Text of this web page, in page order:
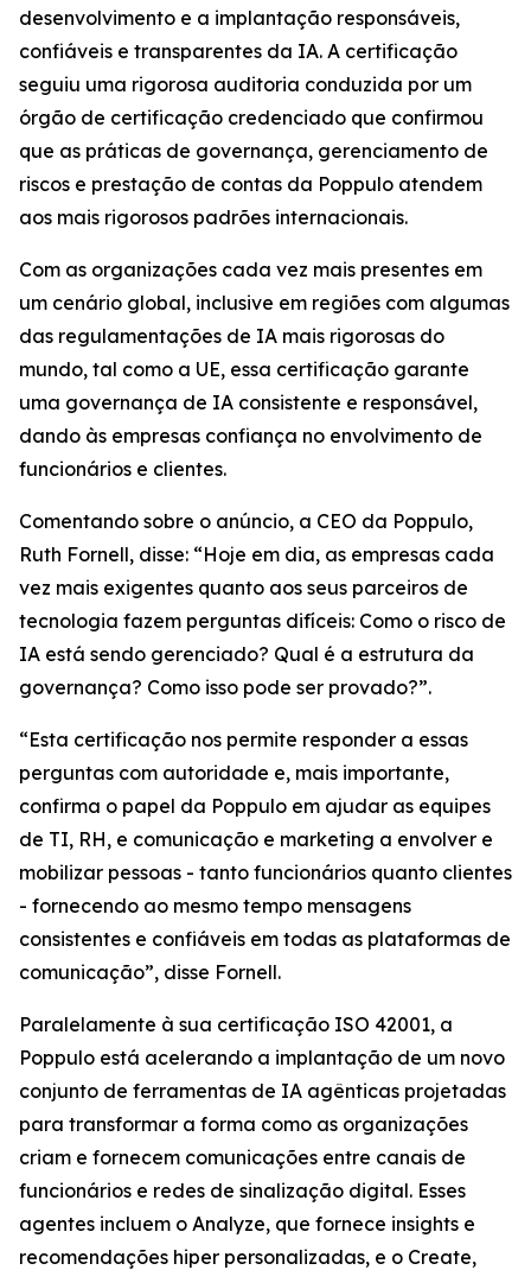
desenvolvimento e a implantação responsáveis,
confiáveis e transparentes da IA. A certificação
seguiu uma rigorosa auditoria conduzida por um
órgão de certificação credenciado que confirmou
que as práticas de governança, gerenciamento de
riscos e prestação de contas da Poppulo atendem
aos mais rigorosos padrões internacionais.
Com as organizações cada vez mais presentes em
um cenário global, inclusive em regiões com algumas
das regulamentações de IA mais rigorosas do
mundo, tal como a UE, essa certificação garante
uma governança de IA consistente e responsável,
dando às empresas confiança no envolvimento de
funcionários e clientes.
Comentando sobre o anúncio, a CEO da Poppulo,
Ruth Fornell, disse: “Hoje em dia, as empresas cada
vez mais exigentes quanto aos seus parceiros de
tecnologia fazem perguntas difíceis: Como o risco de
IA está sendo gerenciado? Qual é a estrutura da
governança? Como isso pode ser provado?”.
“Esta certificação nos permite responder a essas
perguntas com autoridade e, mais importante,
confirma o papel da Poppulo em ajudar as equipes
de TI, RH, e comunicação e marketing a envolver e
mobilizar pessoas - tanto funcionários quanto clientes
- fornecendo ao mesmo tempo mensagens
consistentes e confiáveis em todas as plataformas de
comunicação”, disse Fornell.
Paralelamente à sua certificação ISO 42001, a
Poppulo está acelerando a implantação de um novo
conjunto de ferramentas de IA agênticas projetadas
para transformar a forma como as organizações
criam e fornecem comunicações entre canais de
funcionários e redes de sinalização digital. Esses
agentes incluem o Analyze, que fornece insights e
recomendações hiper personalizadas, e o Create,